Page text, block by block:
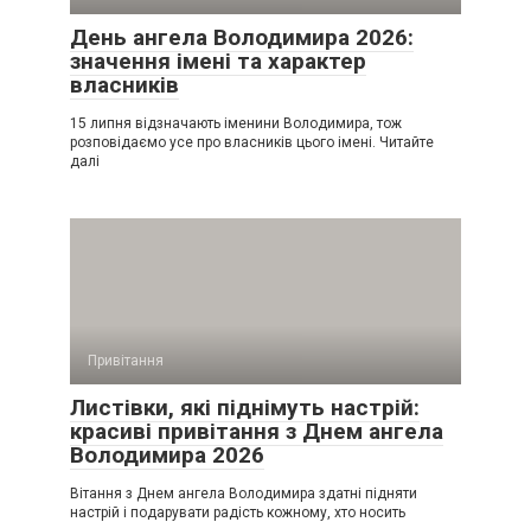
День ангела Володимира 2026:
значення імені та характер
власників
15 липня відзначають іменини Володимира, тож
розповідаємо усе про власників цього імені. Читайте
далі
Привітання
Листівки, які піднімуть настрій:
красиві привітання з Днем ангела
Володимира 2026
Вітання з Днем ангела Володимира здатні підняти
настрій і подарувати радість кожному, хто носить